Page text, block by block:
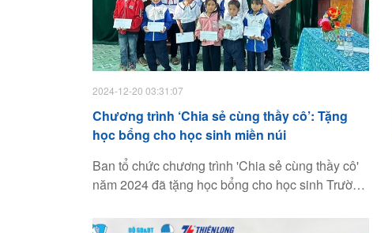
2024-12-20 03:31:07
Chương trình ‘Chia sẻ cùng thầy cô’: Tặng
học bổng cho học sinh miền núi
Ban tổ chức chương trình 'Chia sẻ cùng thầy cô'
năm 2024 đã tặng học bổng cho học sinh Trường
H.Kông Chro, Gia Lai).